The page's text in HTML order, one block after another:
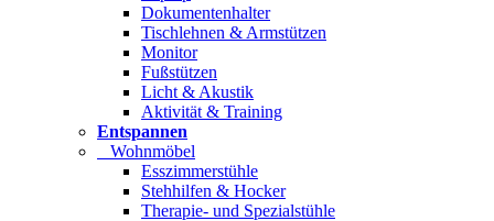
Dokumentenhalter
Tischlehnen & Armstützen
Monitor
Fußstützen
Licht & Akustik
Aktivität & Training
Entspannen
Wohnmöbel
Esszimmerstühle
Stehhilfen & Hocker
Therapie- und Spezialstühle